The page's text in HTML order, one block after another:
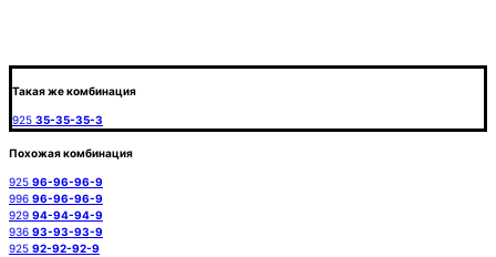
Такая же комбинация
925 35-35-35-3
Похожая комбинация
925 96-96-96-9
996 96-96-96-9
929 94-94-94-9
936 93-93-93-9
925 92-92-92-9